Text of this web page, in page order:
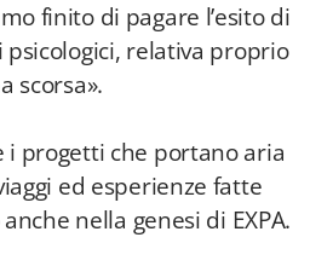
finito di pagare l’esito di
relativa proprio
scorsa».
i progetti che portano aria
ed esperienze fatte
nella genesi di EXPA.